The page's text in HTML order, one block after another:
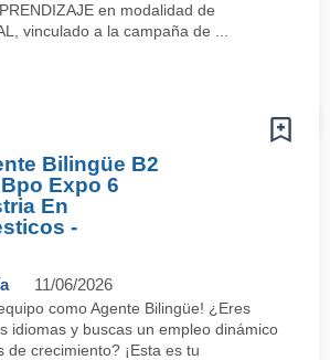
en modalidad de
vinculado a la campaña de ...
Bilingüe B2
Expo 6
En
-
11/06/2026
como Agente Bilingüe! ¿Eres
idiomas y buscas un empleo dinámico
de crecimiento? ¡Esta es tu